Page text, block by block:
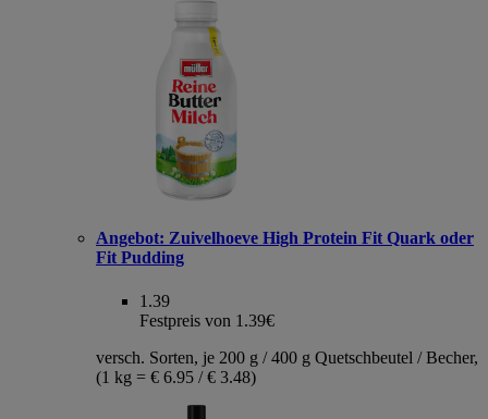
Angebot: Zuivelhoeve High Protein Fit Quark oder
Fit Pudding
1.39
Festpreis von 1.39€
versch. Sorten, je 200 g / 400 g Quetschbeutel / Becher,
(1 kg = € 6.95 / € 3.48)